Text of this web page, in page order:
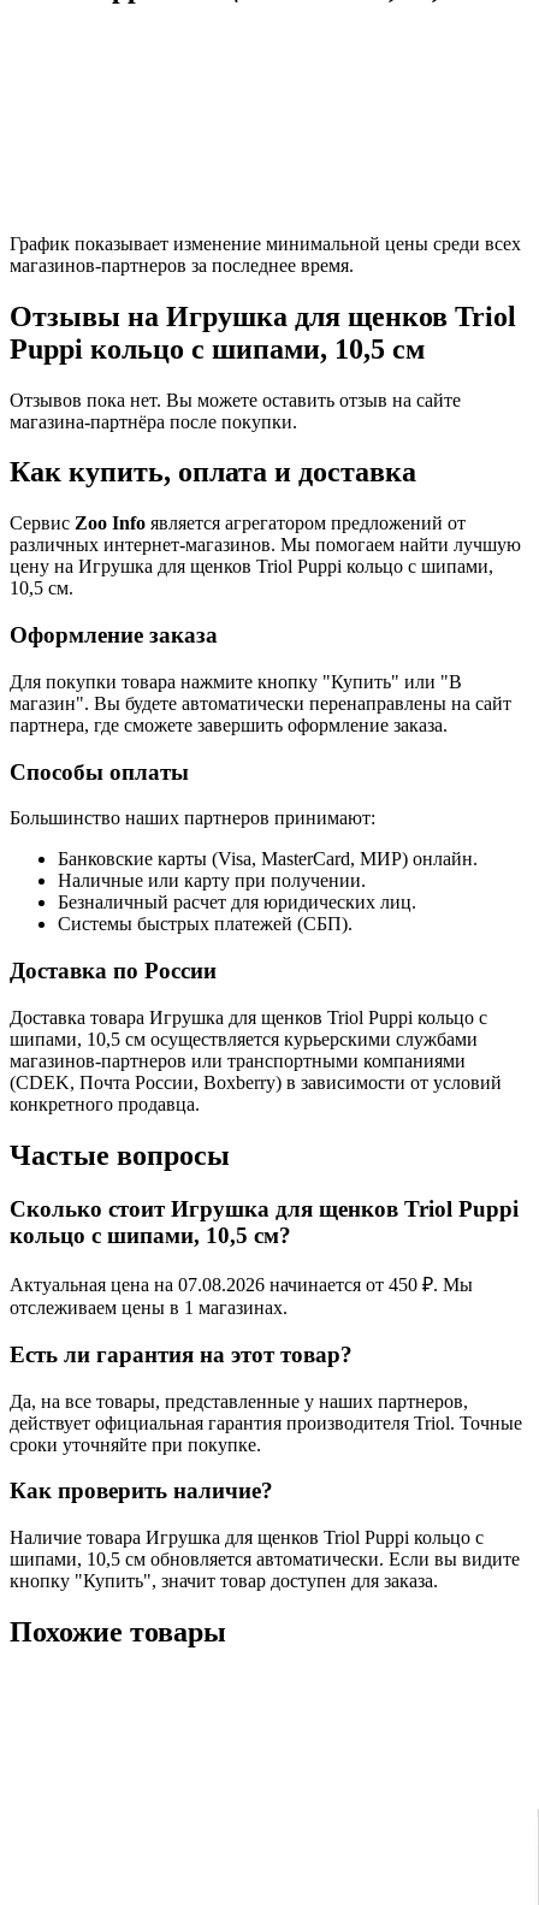
График показывает изменение минимальной цены среди всех
магазинов-партнеров за последнее время.
Отзывы на Игрушка для щенков Triol
Puppi кольцо с шипами, 10,5 см
Отзывов пока нет. Вы можете оставить отзыв на сайте
магазина-партнёра после покупки.
Как купить, оплата и доставка
Сервис Zoo Info является агрегатором предложений от
различных интернет-магазинов. Мы помогаем найти лучшую
цену на Игрушка для щенков Triol Puppi кольцо с шипами,
10,5 см.
Оформление заказа
Для покупки товара нажмите кнопку "Купить" или "В
магазин". Вы будете автоматически перенаправлены на сайт
партнера, где сможете завершить оформление заказа.
Способы оплаты
Большинство наших партнеров принимают:
Банковские карты (Visa, MasterCard, МИР) онлайн.
Наличные или карту при получении.
Безналичный расчет для юридических лиц.
Системы быстрых платежей (СБП).
Доставка по России
Доставка товара Игрушка для щенков Triol Puppi кольцо с
шипами, 10,5 см осуществляется курьерскими службами
магазинов-партнеров или транспортными компаниями
(CDEK, Почта России, Boxberry) в зависимости от условий
конкретного продавца.
Частые вопросы
Сколько стоит Игрушка для щенков Triol Puppi
кольцо с шипами, 10,5 см?
Актуальная цена на 07.08.2026 начинается от 450 ₽. Мы
отслеживаем цены в 1 магазинах.
Есть ли гарантия на этот товар?
Да, на все товары, представленные у наших партнеров,
действует официальная гарантия производителя Triol. Точные
сроки уточняйте при покупке.
Как проверить наличие?
Наличие товара Игрушка для щенков Triol Puppi кольцо с
шипами, 10,5 см обновляется автоматически. Если вы видите
кнопку "Купить", значит товар доступен для заказа.
Похожие товары